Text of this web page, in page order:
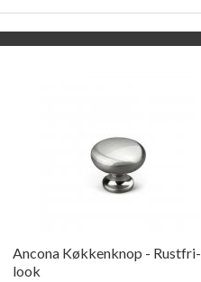
Ancona Køkkenknop - Rustfri-
look